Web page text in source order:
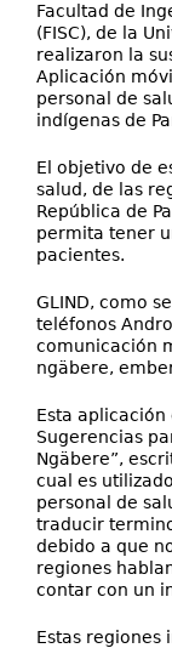
Facultad de
(FISC), de la
realizaron la
Aplicación
personal de
indígenas de
El objetivo de
salud, de las
República de
permita tener
pacientes.
GLIND, como
teléfonos
comunicación
ngäbere,
Esta aplicación
Sugerencias
Ngäbere”,
cual es
personal de
traducir
debido a que
regiones
contar con un
Estas regiones